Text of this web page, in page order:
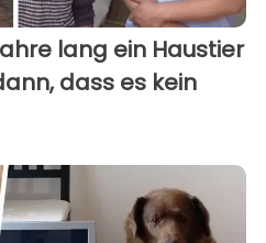
lang ein Haustier
dass es kein